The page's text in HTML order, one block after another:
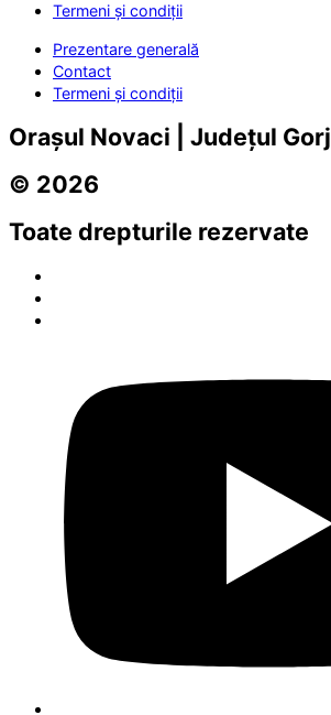
Termeni și condiții
Prezentare generală
Contact
Termeni și condiții
Orașul Novaci | Județul Gorj
© 2026
Toate drepturile rezervate